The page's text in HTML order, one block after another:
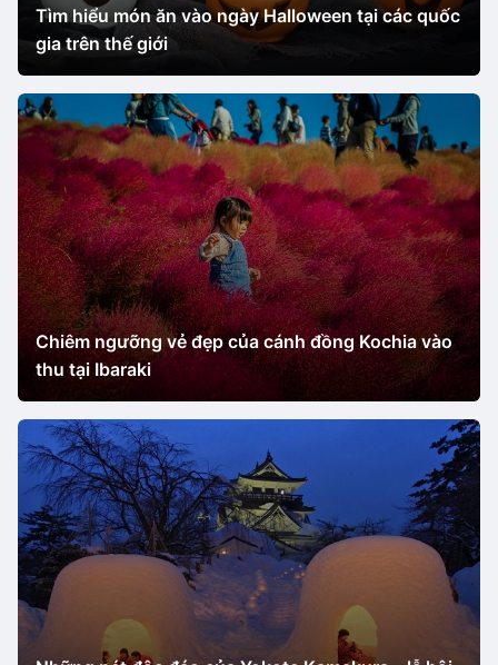
Tìm hiểu món ăn vào ngày Halloween tại các quốc
gia trên thế giới
Chiêm ngưỡng vẻ đẹp của cánh đồng Kochia vào
thu tại Ibaraki